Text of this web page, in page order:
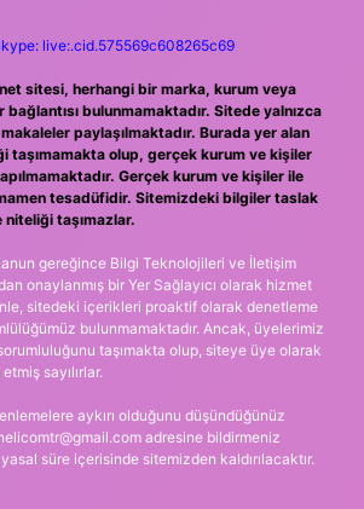
live:.cid.575569c608265c69
sitesi, herhangi bir marka, kurum veya
bulunmamaktadır. Sitede yalnızca
makaleler paylaşılmaktadır. Burada yer alan
taşımamakta olup, gerçek kurum ve kişiler
Gerçek kurum ve kişiler ile
tesadüfidir. Sitemizdeki bilgiler taslak
taşımazlar.
gereğince Bilgi Teknolojileri ve İletişim
onaylanmış bir Yer Sağlayıcı olarak hizmet
sitedeki içerikleri proaktif olarak denetleme
bulunmamaktadır. Ancak, üyelerimiz
taşımakta olup, siteye üye olarak
sayılırlar.
aykırı olduğunu düşündüğünüz
adresine bildirmeniz
süre içerisinde sitemizden kaldırılacaktır.